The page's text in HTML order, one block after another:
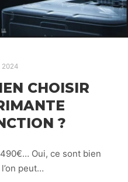
2024
CHOISIR
?
Oui, ce sont bien
peut…